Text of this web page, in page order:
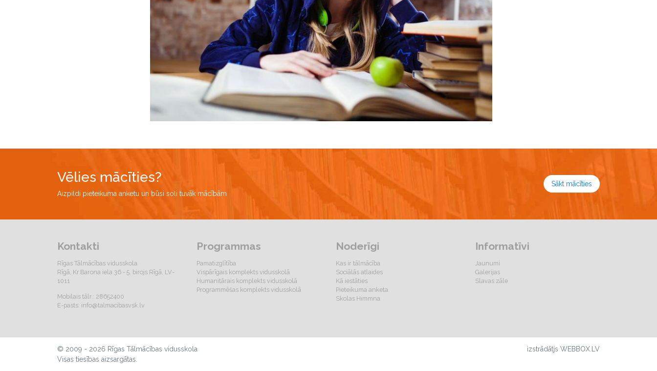
Vēlies mācīties?
Aizpildi pieteikuma anketu un būsi soli tuvāk mācībām
Sākt mācīties
Kontakti
Rīgas Tālmācības vidusskola
Rīgā, Kr.Barona iela 36 - 5. birojs Rīgā, LV-
1011
Mobilais tālr.: 28652400
E-pasts: info@talmacibasvsk.lv
Programmas
Pamatizglītība
Vispārīgais komplekts vidusskolā
Humanitārais komplekts vidusskolā
Programmēšas komplekts vidusskolā
Noderīgi
Kas ir tālmācība
Sociālās atlaides
Kā iestāties
Pieteikuma anketa
Skolas Himmna
Informatīvi
Jaunumi
Galerijas
Slavas zāle
© 2009 - 2026 Rīgas Tālmācības vidusskola
Visas tiesības aizsargātas.
izstrādātjs WEBBOX.LV